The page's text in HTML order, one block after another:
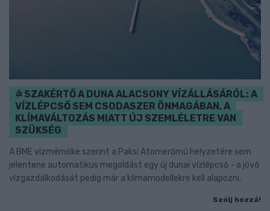
SZAKÉRTŐ A DUNA ALACSONY VÍZÁLLÁSÁRÓL: A
VÍZLÉPCSŐ SEM CSODASZER ÖNMAGÁBAN, A
KLÍMAVÁLTOZÁS MIATT ÚJ SZEMLÉLETRE VAN
SZÜKSÉG
A BME vízmérnöke szerint a Paksi Atomerőmű helyzetére sem
jelentene automatikus megoldást egy új dunai vízlépcső - a jövő
vízgazdálkodását pedig már a klímamodellekre kell alapozni.
Szólj hozzá!